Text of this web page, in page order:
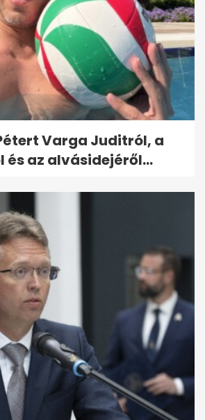
Varga Juditról, a
és az alvásidejéről...